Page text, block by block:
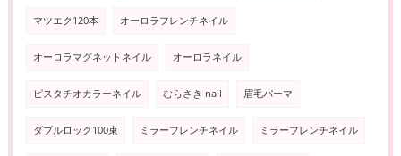
マツエク120本 オーロラフレンチネイル
オーロラマグネットネイル オーロラネイル
ピスタチオカラーネイル むらさき nail 眉毛パーマ
ダブルロック100束 ミラーフレンチネイル ミラーフレンチネイル